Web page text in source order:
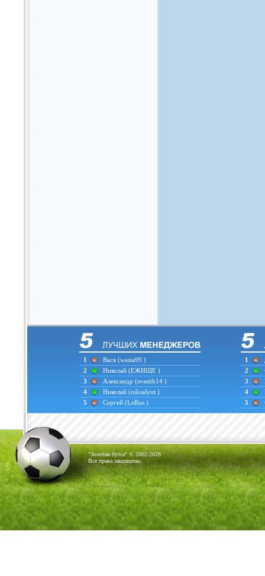
1 Вася (wasia99 )
2
Николай (ЕЖИЩЕ )
3
Александр (svastik14 )
4
Николай (niksalyut )
5
Сергей (LeRus )
1
2
3
4
5
"Золотая бутса" © 2002-2026
Все права защищены.